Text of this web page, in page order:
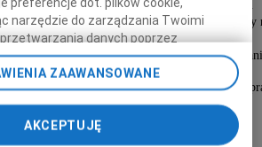
kształtu arbitrażu instytucjonalnego w Polsce.
autorytet i zaangażowanie istotnie wpłynęły
Sądu Arbitrażowego przy KIG
oraz promocję polskiego arbitrażu w kraju i
pamięci pozostanie nie tylko jako wybitny
lecz także jako człowiek życzliwy i erudyta.
narzędzie do zarządzania Twoimi
danych poprzez
prywatności” w stopce serwisu i
„Ustawienia zaawansowane”.
cookie możliwa jest także za
ZAAWANSOWANE
AKCEPTUJĘ